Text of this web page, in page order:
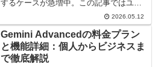
するケースが急増中。この記事ではユー
ザーの間で話題の知恵袋やコミュニティ
の声を元に、2026年最新の原因と解決策
を徹底解説します。
2026.05.12
Gemini Advancedの料金プラン
と機能詳細：個人からビジネスま
で徹底解説